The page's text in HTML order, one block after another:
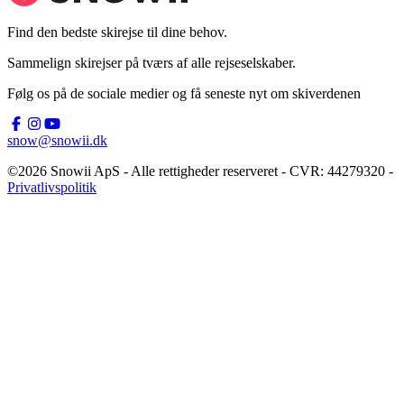
Find den bedste skirejse til dine behov.
Sammelign skirejser på tværs af alle rejseselskaber.
Følg os på de sociale medier og få seneste nyt om skiverdenen
snow@snowii.dk
©2026 Snowii ApS - Alle rettigheder reserveret - CVR: 44279320 -
Privatlivspolitik